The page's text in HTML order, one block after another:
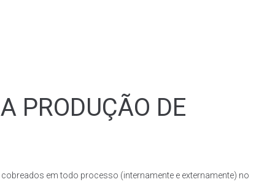
PRODUÇÃO DE
em todo processo (internamente e externamente) no